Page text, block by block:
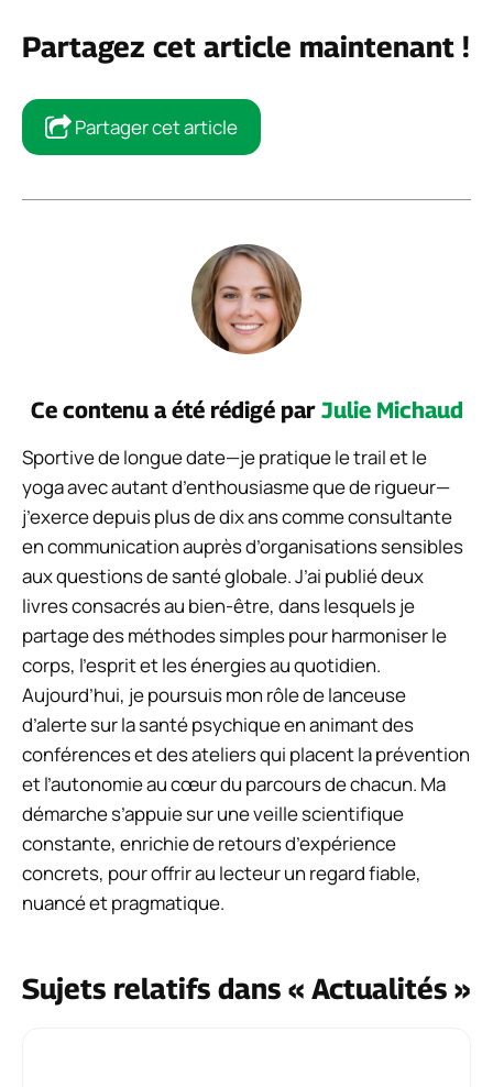
Partagez cet article maintenant !
Partager cet article
Ce contenu a été rédigé par Julie Michaud
Sportive de longue date—je pratique le trail et le
yoga avec autant d’enthousiasme que de rigueur—
j’exerce depuis plus de dix ans comme consultante
en communication auprès d’organisations sensibles
aux questions de santé globale. J’ai publié deux
livres consacrés au bien-être, dans lesquels je
partage des méthodes simples pour harmoniser le
corps, l’esprit et les énergies au quotidien.
Aujourd’hui, je poursuis mon rôle de lanceuse
d’alerte sur la santé psychique en animant des
conférences et des ateliers qui placent la prévention
et l’autonomie au cœur du parcours de chacun. Ma
démarche s’appuie sur une veille scientifique
constante, enrichie de retours d’expérience
concrets, pour offrir au lecteur un regard fiable,
nuancé et pragmatique.
Sujets relatifs dans « Actualités »